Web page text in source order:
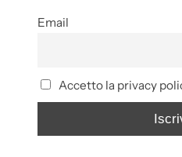
Email
Accetto la privacy